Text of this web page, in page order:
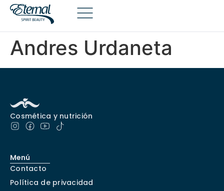
Andres Urdaneta
Cosmética y nutrición
Menú
Contacto
Política de privacidad